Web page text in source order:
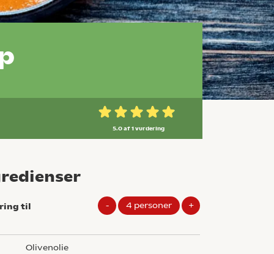
5.0 af 1vurdering
til - 4 personer +
olivenolie